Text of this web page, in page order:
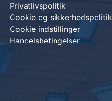
Privatlivspolitik
Cookie og sikkerhedspolitik
Cookie indstillinger
Handelsbetingelser